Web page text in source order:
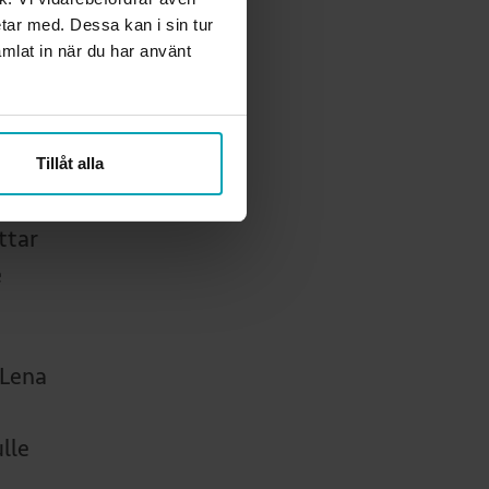
med. Dessa kan i sin tur
in när du har använt
Tillåt alla